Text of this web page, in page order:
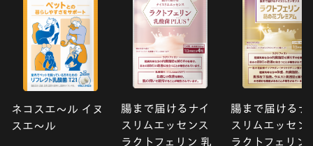
ネコスエ〜ル イヌ
スエ〜ル
腸まで届けるナイ
スリムエッセンス
ラクトフェリン 乳
腸まで届けるナ
スリムエッセン
ラクトフェリン